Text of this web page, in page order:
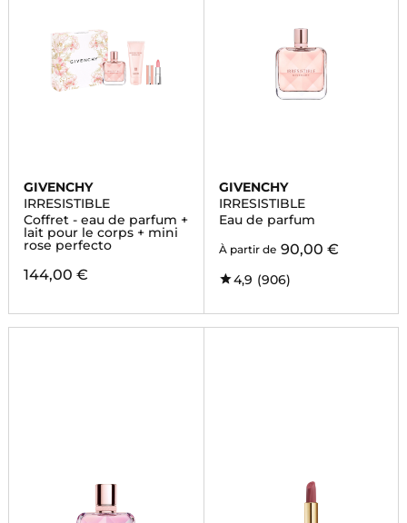
GIVENCHY
IRRESISTIBLE
Coffret - eau de parfum +
lait pour le corps + mini
rose perfecto
144,00 €
GIVENCHY
IRRESISTIBLE
Eau de parfum
À partir de 90,00 €
4,9 (906)